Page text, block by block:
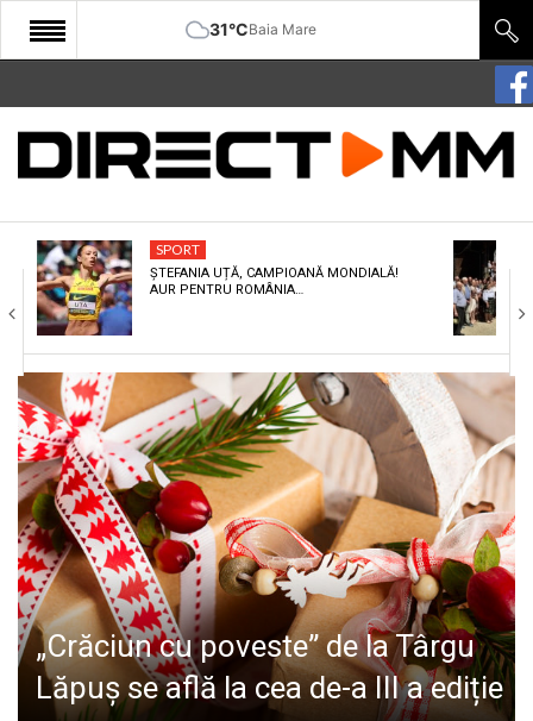
31°CBaia Mare
START
COMUNITATE
CULTURA
ECONOMIE
SANATATE
SPORT
SPECIAL
POLITIC
LIFE
SPORT
ȘTEFANIA UȚĂ, CAMPIOANĂ MONDIALĂ!
AUR PENTRU ROMÂNIA…
„Crăciun cu poveste” de la Târgu
Lăpuș se află la cea de-a III a ediție